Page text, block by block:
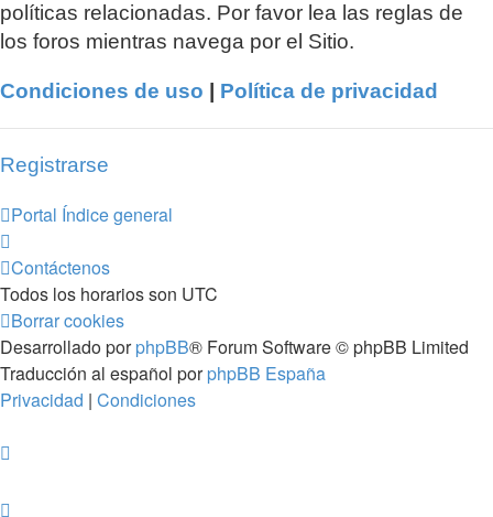
políticas relacionadas. Por favor lea las reglas de
los foros mientras navega por el Sitio.
Condiciones de uso Política de privacidad
Registrarse
Portal Índice general
Contáctenos
Todos los horarios son UTC
Borrar cookies
Desarrollado porphpBB® Forum Software © phpBB Limited
Traducción al español porphpBB España
Privacidad | Condiciones